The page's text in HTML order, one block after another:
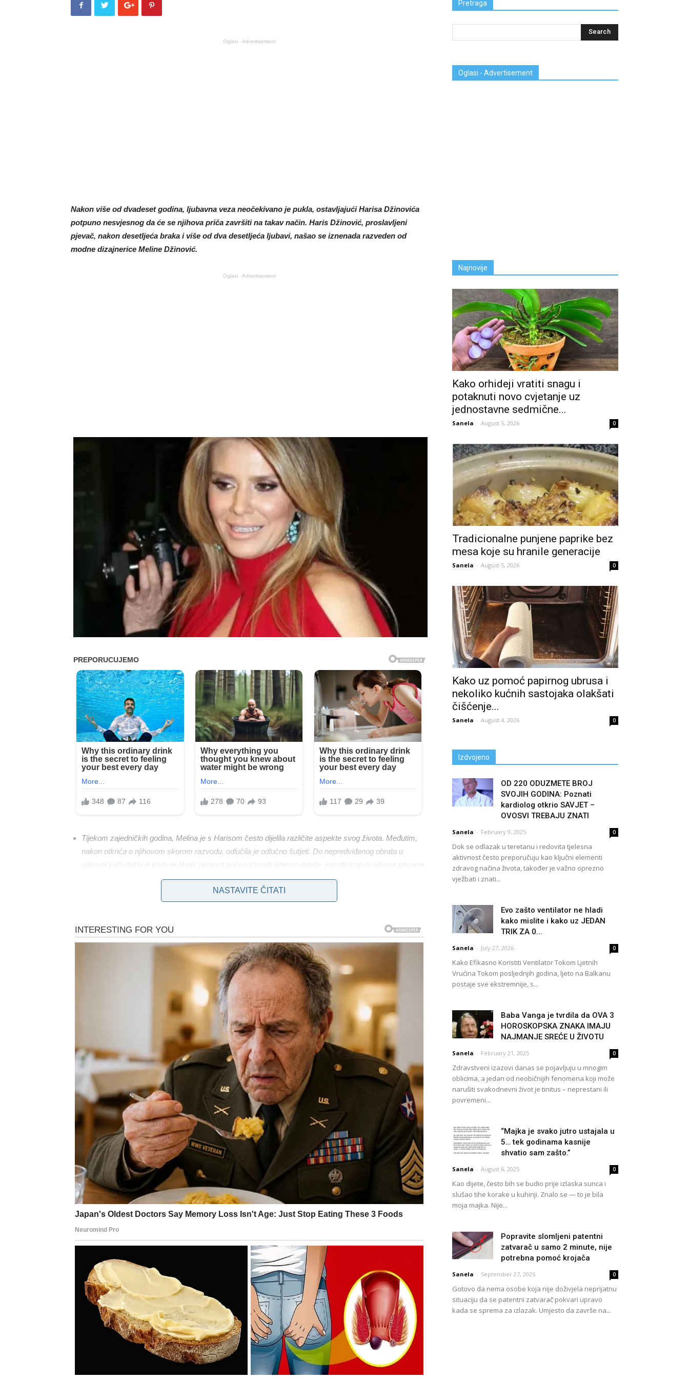
Oglasi - Advertisement
Nakon više od dvadeset godina, ljubavna veza neočekivano je pukla, ostavljajući Harisa Džinovića
potpuno nesvjesnog da će se njihova priča završiti na takav način. Haris Džinović, proslavljeni
pjevač, nakon desetljeća braka i više od dva desetljeća ljubavi, našao se iznenada razveden od
modne dizajnerice Meline Džinović.
Oglasi - Advertisement
Tijekom zajedničkih godina, Melina je s Harisom često dijelila različite aspekte svog života. Međutim,
nakon otkrića o njihovom skorom razvodu, odlučila je odlučno šutjeti. Do nepredviđenog obrata u
njihovoj priči došlo je kada je Haris javnosti počeo iznositi intimne detalje, razotkrivajući njihove privatne
stvari i čineći njihovu navodnu novu partnericu predmetom opće rasprave.
Melina, ispunjena obožavanjem i dubokim osjećajem ponosa, jednom je oduševljeno otkrila da ju je Harris
najizvrsnijih žena na planetu. Melina je strastveno isticala kako Harris u njezinom srcu zauzima tako
značajan položaj s kojim se ne može mjeriti ni sama Sofia Vergara. Radostan smijeh joj je pobjegao s
usana dok je razigrano izražavala svoju naklonost prema ovoj divnoj istini.
Melinina predanost nadilazi njezina supruga Harryja, obuhvaćajući njihovu djecu i cijelu obitelj. Ona ostaje
nepokolebljivo predana ovom unutarnjem krugu, rijetko izlazeći izvan njegovih granica. Melina je izrazila
svoju duboku zahvalnost za Harryja, priznajući da je njegova nepokolebljiva podrška bila ključna za njezin
uspjeh. Ona čvrsto vjeruje da su njezina današnja postignuća izravan rezultat njegovih prošlih postupaka
prema njoj. Melina je zaključila izrazivši svoj neizmjerni ponos na njega. Melina je godinama marljivo
gradila svoju reputaciju u modnoj industriji, a svojedobno ju je oduševilo što ju se stalno povezivalo s
Džinovićem. “Zagonetna mi je polemika oko moje izjave da sam u braku s Harisom Džinovićem”, objasnila
je. “Čini se da se žene protive tome da ih se identificira samo po bračnom statusu.
NASTAVITE ČITATI
Pretraga
Oglasi - Advertisement
Najnovije
Kako orhideji vratiti snagu i
potaknuti novo cvjetanje uz
jednostavne sedmične...
Sanela - August 5, 2026 0
Tradicionalne punjene paprike bez
mesa koje su hranile generacije
Sanela - August 5, 2026 0
Kako uz pomoć papirnog ubrusa i
nekoliko kućnih sastojaka olakšati
čišćenje...
Sanela - August 4, 2026 0
Izdvojeno
OD 220 ODUZMETE BROJ
SVOJIH GODINA: Poznati
kardiolog otkrio SAVJET –
OVOSVI TREBAJU ZNATI
Sanela - February 9, 2025 0
Dok se odlazak u teretanu i redovita tjelesna
aktivnost često preporučuju kao ključni elementi
zdravog načina života, također je važno oprezno
vježbati i znati...
Evo zašto ventilator ne hladi
kako mislite i kako uz JEDAN
TRIK ZA 0...
Sanela - July 27, 2026 0
Kako Efikasno Koristiti Ventilator Tokom Ljetnih
Vrućina Tokom posljednjih godina, ljeto na Balkanu
postaje sve ekstremnije, s...
Baba Vanga je tvrdila da OVA 3
HOROSKOPSKA ZNAKA IMAJU
NAJMANJE SREĆE U ŽIVOTU
Sanela - February 21, 2025 0
Zdravstveni izazovi danas se pojavljuju u mnogim
oblicima, a jedan od neobičnijih fenomena koji može
narušiti svakodnevni život je tinitus – neprestani ili
povremeni...
“Majka je svako jutro ustajala u
5… tek godinama kasnije
shvatio sam zašto.”
Sanela - August 6, 2025 0
Kao dijete, često bih se budio prije izlaska sunca i
slušao tihe korake u kuhinji. Znalo se — to je bila
moja majka. Nije...
Popravite slomljeni patentni
zatvarač u samo 2 minute, nije
potrebna pomoć krojača
Sanela - September 27, 2025 0
Gotovo da nema osobe koja nije doživjela neprijatnu
situaciju da se patentni zatvarač pokvari upravo
kada se sprema za izlazak. Umjesto da završe na...